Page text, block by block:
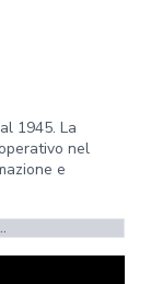
1945. La
nel
e